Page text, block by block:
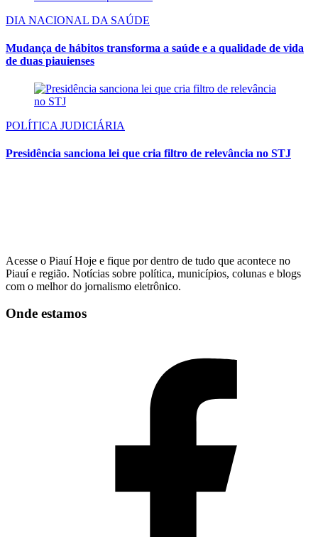
DIA NACIONAL DA SAÚDE
Mudança de hábitos transforma a saúde e a qualidade de vida
de duas piauienses
POLÍTICA JUDICIÁRIA
Presidência sanciona lei que cria filtro de relevância no STJ
Acesse o Piauí Hoje e fique por dentro de tudo que acontece no
Piauí e região. Notícias sobre política, municípios, colunas e blogs
com o melhor do jornalismo eletrônico.
Onde estamos